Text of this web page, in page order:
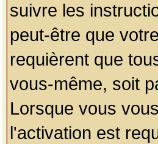
suivre les
peut-être que
requièrent que
vous-même, soit
Lorsque vous
l'activation est